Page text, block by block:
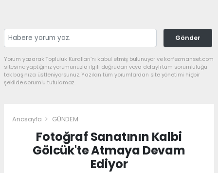
Gönder
Yorum yazarak Topluluk Kuralları’nı kabul etmiş bulunuyor ve korfezmanset.com
sitesine yaptığınız yorumunuzla ilgili doğrudan veya dolaylı tüm sorumluluğu
tek başınıza üstleniyorsunuz. Yazılan tüm yorumlardan site yönetimi hiçbir
şekilde sorumlu tutulamaz.
Anasayfa GÜNDEM
Fotoğraf Sanatının Kalbi
Gölcük'te Atmaya Devam
Ediyor